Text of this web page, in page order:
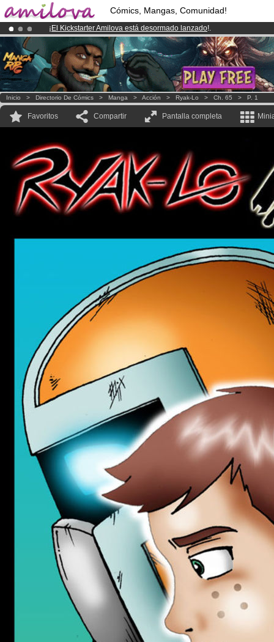
Cómics, Mangas, Comunidad!
¡ El Kickstarter Amilova está desormado lanzado!.
¡Conviertete en Premium por3.95 eurosal mes!Hazte Premium ya
¡Ya tenemos 100000miembrosy 1000 Cómics y Mangas!.
Inicio > Directorio De Cómics > Manga > Acción > Ryak-Lo > Ch. 65 > P. 1
Favoritos Compartir Pantalla completa